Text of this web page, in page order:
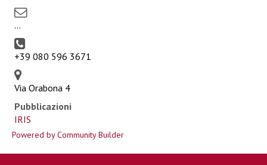
...
+39 080 596 3671
Via Orabona 4
Pubblicazioni
IRIS
Powered by Community Builder